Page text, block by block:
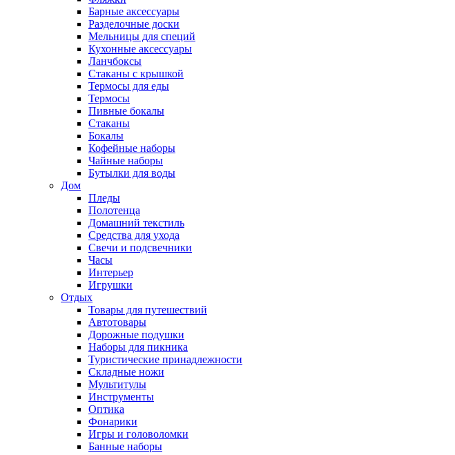
Барные аксессуары
Разделочные доски
Мельницы для специй
Кухонные аксессуары
Ланчбоксы
Стаканы с крышкой
Термосы для еды
Термосы
Пивные бокалы
Стаканы
Бокалы
Кофейные наборы
Чайные наборы
Бутылки для воды
Дом
Пледы
Полотенца
Домашний текстиль
Средства для ухода
Свечи и подсвечники
Часы
Интерьер
Игрушки
Отдых
Товары для путешествий
Автотовары
Дорожные подушки
Наборы для пикника
Туристические принадлежности
Складные ножи
Мультитулы
Инструменты
Оптика
Фонарики
Игры и головоломки
Банные наборы